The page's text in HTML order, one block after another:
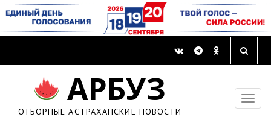
АРБУЗ
ОТБОРНЫЕ АСТРАХАНСКИЕ НОВОСТИ